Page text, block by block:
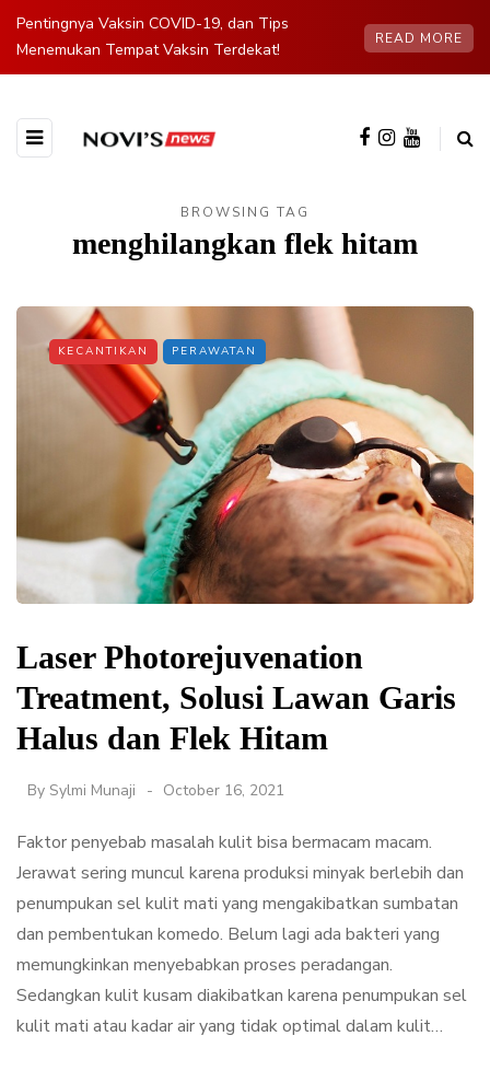
Pentingnya Vaksin COVID-19, dan Tips
Menemukan Tempat Vaksin Terdekat!
READ MORE
BROWSING TAG
menghilangkan flek hitam
KECANTIKAN PERAWATAN
Laser Photorejuvenation
Treatment, Solusi Lawan Garis
Halus dan Flek Hitam
By Sylmi Munaji October 16, 2021
Faktor penyebab masalah kulit bisa bermacam macam.
Jerawat sering muncul karena produksi minyak berlebih dan
penumpukan sel kulit mati yang mengakibatkan sumbatan
dan pembentukan komedo. Belum lagi ada bakteri yang
memungkinkan menyebabkan proses peradangan.
Sedangkan kulit kusam diakibatkan karena penumpukan sel
kulit mati atau kadar air yang tidak optimal dalam kulit…